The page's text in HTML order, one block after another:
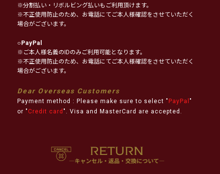
※分割払い・リボルビング払いもご利用頂けます。
※不正使用防止のため、お電話にてご本人様確認をさせていただく
場合がございます。
○PayPal
※ご本人様名義のIDのみご利用可能となります。
※不正使用防止のため、お電話にてご本人様確認をさせていただく
場合がございます。
Dear Overseas Customers
Payment method : Please make sure to select " PayPal "
or " Credit card ". Visa and MasterCard are accepted.